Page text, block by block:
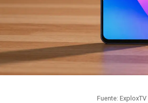
Fuente: ExploxTV